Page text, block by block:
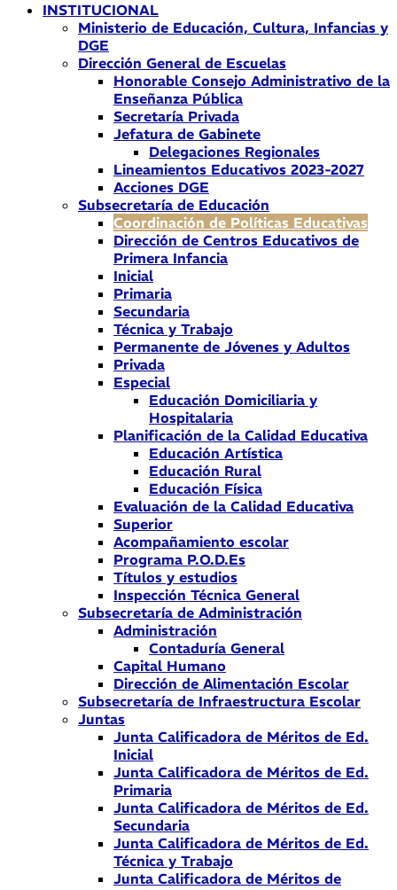
INSTITUCIONAL
Ministerio de Educación, Cultura, Infancias y
DGE
Dirección General de Escuelas
Honorable Consejo Administrativo de la
Enseñanza Pública
Secretaría Privada
Jefatura de Gabinete
Delegaciones Regionales
Lineamientos Educativos 2023-2027
Acciones DGE
Subsecretaría de Educación
Coordinación de Políticas Educativas
Dirección de Centros Educativos de
Primera Infancia
Inicial
Primaria
Secundaria
Técnica y Trabajo
Permanente de Jóvenes y Adultos
Privada
Especial
Educación Domiciliaria y
Hospitalaria
Planificación de la Calidad Educativa
Educación Artística
Educación Rural
Educación Física
Evaluación de la Calidad Educativa
Superior
Acompañamiento escolar
Programa P.O.D.Es
Títulos y estudios
Inspección Técnica General
Subsecretaría de Administración
Administración
Contaduría General
Capital Humano
Dirección de Alimentación Escolar
Subsecretaría de Infraestructura Escolar
Juntas
Junta Calificadora de Méritos de Ed.
Inicial
Junta Calificadora de Méritos de Ed.
Primaria
Junta Calificadora de Méritos de Ed.
Secundaria
Junta Calificadora de Méritos de Ed.
Técnica y Trabajo
Junta Calificadora de Méritos de